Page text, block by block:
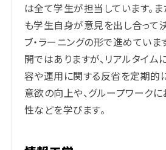
は全て学生が担当しています。
も学生自身が意見を出し合って
ブ・ラーニングの形で進めてい
開ではありますが、リアルタイム
容や運用に関する反省を定期的
意欲の向上や、グループワーク
性などを学びます。